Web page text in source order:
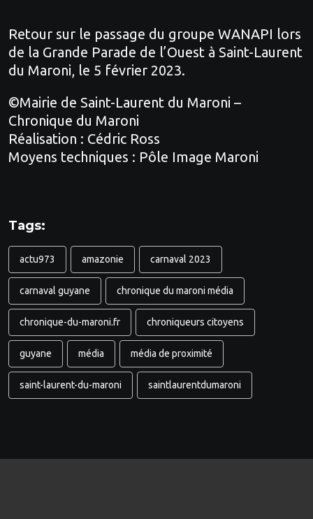
Retour sur le passage du groupe WANAPI lors
de la Grande Parade de l’Ouest à Saint-Laurent
du Maroni, le 5 février 2023.
©Mairie de Saint-Laurent du Maroni –
Chronique du Maroni
Réalisation : Cédric Ross
Moyens techniques : Pôle Image Maroni
Tags:
actu973 amazonie carnaval 2023
carnaval guyane chronique du maroni média
chronique-du-maroni.fr chroniqueurs citoyens
guyane média média de proximité
saint-laurent-du-maroni saintlaurentdumaroni